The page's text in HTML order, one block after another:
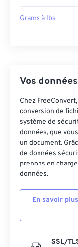
Grams à lbs
Vos
Chez
conversion de
système de
données, que
un document.
de données
prenons en
données.
En savoir
SSL/